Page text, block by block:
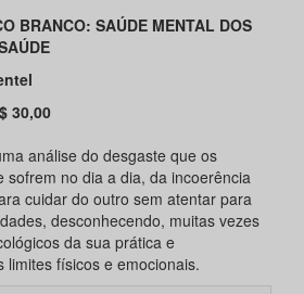
BRANCO: SAÚDE MENTAL DOS
30,00
análise do desgaste que os
sofrem no dia a dia, da incoerência
cuidar do outro sem atentar para
desconhecendo, muitas vezes
da sua prática e
limites físicos e emocionais.